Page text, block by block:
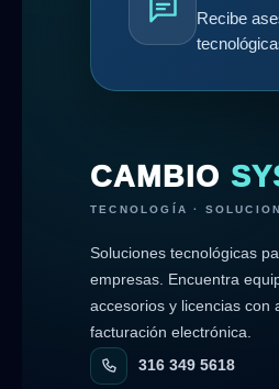
Recibe
CAMBIO
TECNOLOGÍA ·
Soluciones tecnológicas
empresas. Encuentra
accesorios y licencias con
facturación electrónica.
316 349 5618